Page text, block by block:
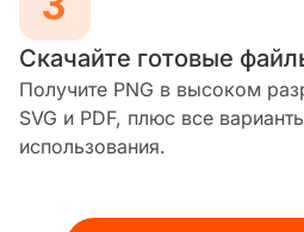
Скачайте готовые
Получите PNG в высоком
SVG и PDF, плюс все
использования.